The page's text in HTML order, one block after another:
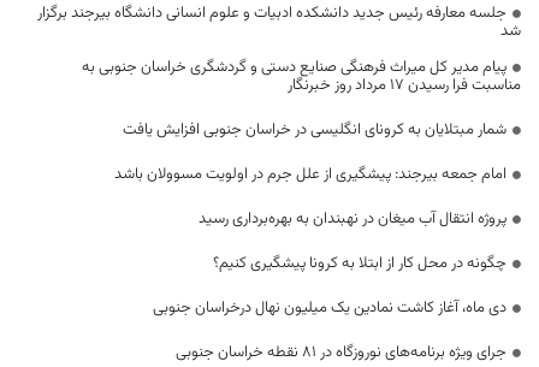
جلسه معارفه رئیس جدید دانشکده ادبیات و علوم انسانی دانشگاه بیرجند برگزار
شد
پیام مدیر کل میراث فرهنگی صنایع دستی و گردشگری خراسان جنوبی به
مناسبت فرا رسیدن 17 مرداد روز خبرنگار
شمار مبتلایان به کرونای انگلیسی در خراسان جنوبی افزایش یافت
امام جمعه بیرجند: پیشگیری از علل جرم در اولویت مسوولان باشد
پروژه انتقال آب میغان در نهبندان به بهره‌برداری رسید
چگونه در محل کار از ابتلا به کرونا پیشگیری کنیم؟
دی ماه، آغاز کاشت نمادین یک میلیون نهال درخراسان جنوبی
جرای ویژه برنامه‌های نوروزگاه در 81 نقطه خراسان جنوبی